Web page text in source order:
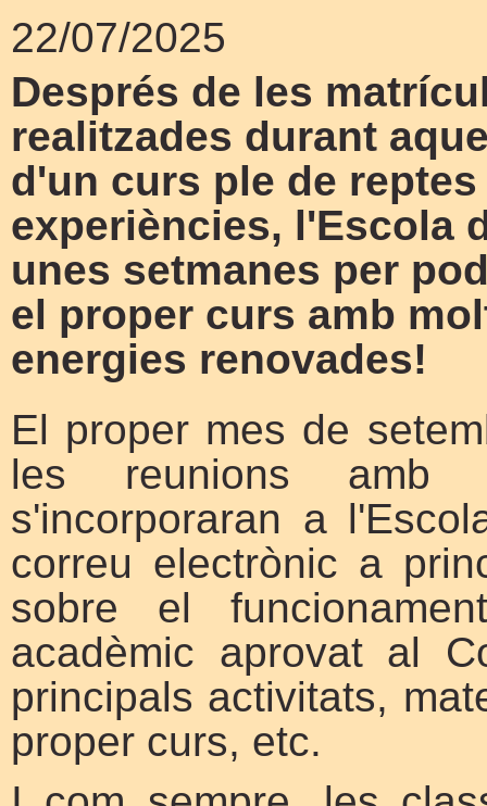
22/07/2025
Després de les
realitzades durant
d'un curs ple de reptes
experiències, l'Escola
unes setmanes per
el proper curs amb
energies renovades!
El proper mes de
les reunions amb
s'incorporaran a
correu electrònic a
sobre el
acadèmic aprovat al
principals activitats,
proper curs, etc.